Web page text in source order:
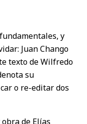
y
Juan Chango
texto de Wilfredo
su
o re-editar dos
de Elías